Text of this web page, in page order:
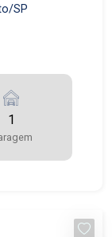
SP
1